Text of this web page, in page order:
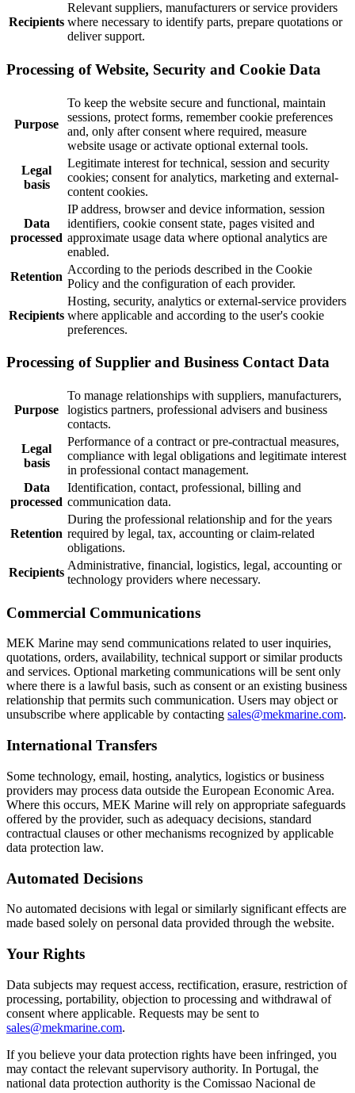
Recipients
Relevant suppliers, manufacturers or service providers
where necessary to identify parts, prepare quotations or
deliver support.
Processing of Website, Security and Cookie Data
Purpose
To keep the website secure and functional, maintain
sessions, protect forms, remember cookie preferences
and, only after consent where required, measure
website usage or activate optional external tools.
Legal
basis
Legitimate interest for technical, session and security
cookies; consent for analytics, marketing and external-
content cookies.
Data
processed
IP address, browser and device information, session
identifiers, cookie consent state, pages visited and
approximate usage data where optional analytics are
enabled.
Retention
According to the periods described in the Cookie
Policy and the configuration of each provider.
Recipients
Hosting, security, analytics or external-service providers
where applicable and according to the user's cookie
preferences.
Processing of Supplier and Business Contact Data
Purpose
To manage relationships with suppliers, manufacturers,
logistics partners, professional advisers and business
contacts.
Legal
basis
Performance of a contract or pre-contractual measures,
compliance with legal obligations and legitimate interest
in professional contact management.
Data
processed
Identification, contact, professional, billing and
communication data.
Retention
During the professional relationship and for the years
required by legal, tax, accounting or claim-related
obligations.
Recipients
Administrative, financial, logistics, legal, accounting or
technology providers where necessary.
Commercial Communications
MEK Marine may send communications related to user inquiries,
quotations, orders, availability, technical support or similar products
and services. Optional marketing communications will be sent only
where there is a lawful basis, such as consent or an existing business
relationship that permits such communication. Users may object or
unsubscribe where applicable by contacting sales@mekmarine.com.
International Transfers
Some technology, email, hosting, analytics, logistics or business
providers may process data outside the European Economic Area.
Where this occurs, MEK Marine will rely on appropriate safeguards
offered by the provider, such as adequacy decisions, standard
contractual clauses or other mechanisms recognized by applicable
data protection law.
Automated Decisions
No automated decisions with legal or similarly significant effects are
made based solely on personal data provided through the website.
Your Rights
Data subjects may request access, rectification, erasure, restriction of
processing, portability, objection to processing and withdrawal of
consent where applicable. Requests may be sent to
sales@mekmarine.com.
If you believe your data protection rights have been infringed, you
may contact the relevant supervisory authority. In Portugal, the
national data protection authority is the Comissao Nacional de